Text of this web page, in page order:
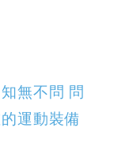
無不問 問
運動裝備